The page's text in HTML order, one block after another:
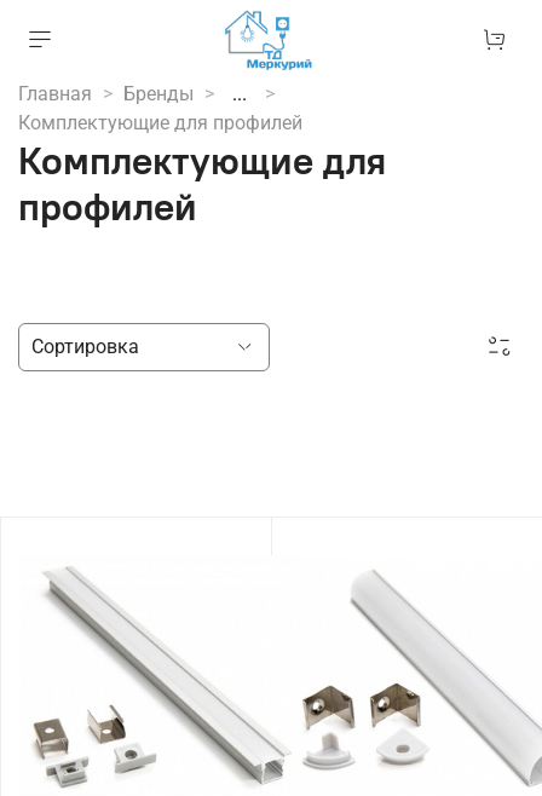
Главная Бренды
...
Комплектующие для профилей
Комплектующие для
профилей